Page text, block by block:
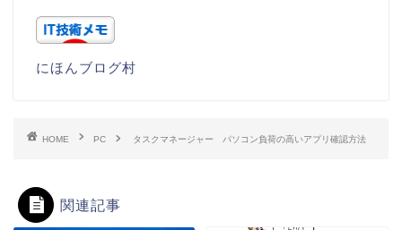
にほんブログ村
HOME PC タスクマネージャー パソコン負荷の高いアプリ確認方法
関連記事